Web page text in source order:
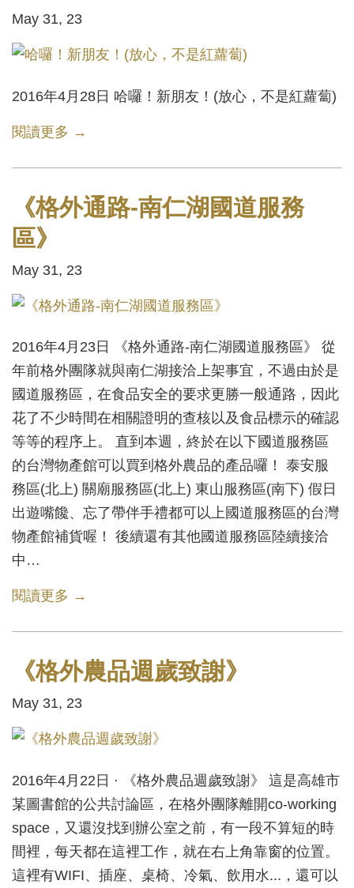
May 31, 23
2016年4月28日 哈囉！新朋友！(放心，不是紅蘿蔔)
閱讀更多 →
《格外通路-南仁湖國道服務
區》
May 31, 23
2016年4月23日 《格外通路-南仁湖國道服務區》 從
年前格外團隊就與南仁湖接洽上架事宜，不過由於是
國道服務區，在食品安全的要求更勝一般通路，因此
花了不少時間在相關證明的查核以及食品標示的確認
等等的程序上。 直到本週，終於在以下國道服務區
的台灣物產館可以買到格外農品的產品囉！ 泰安服
務區(北上) 關廟服務區(北上) 東山服務區(南下) 假日
出遊嘴饞、忘了帶伴手禮都可以上國道服務區的台灣
物產館補貨喔！ 後續還有其他國道服務區陸續接洽
中…
閱讀更多 →
《格外農品週歲致謝》
May 31, 23
2016年4月22日 · 《格外農品週歲致謝》 這是高雄市
某圖書館的公共討論區，在格外團隊離開co-working
space，又還沒找到辦公室之前，有一段不算短的時
間裡，每天都在這裡工作，就在右上角靠窗的位置。
這裡有WIFI、插座、桌椅、冷氣、飲用水...，還可以